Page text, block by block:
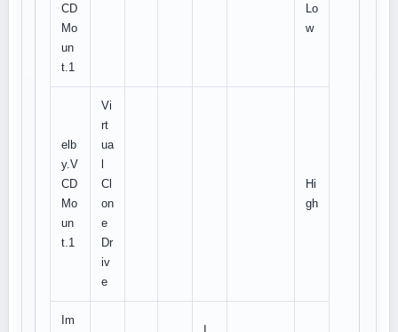
CD
Mo
un
t.1
Lo
w
elb
y.V
CD
Mo
un
t.1
Vi
rt
ua
Cl
on
e
Dr
iv
e
Hi
gh
Im